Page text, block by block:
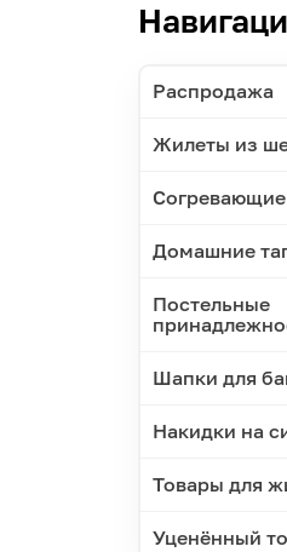
Распродажа
Жилеты из
Домашние
Постельные
Шапки для
Накидки на
Товары для
Уценённый